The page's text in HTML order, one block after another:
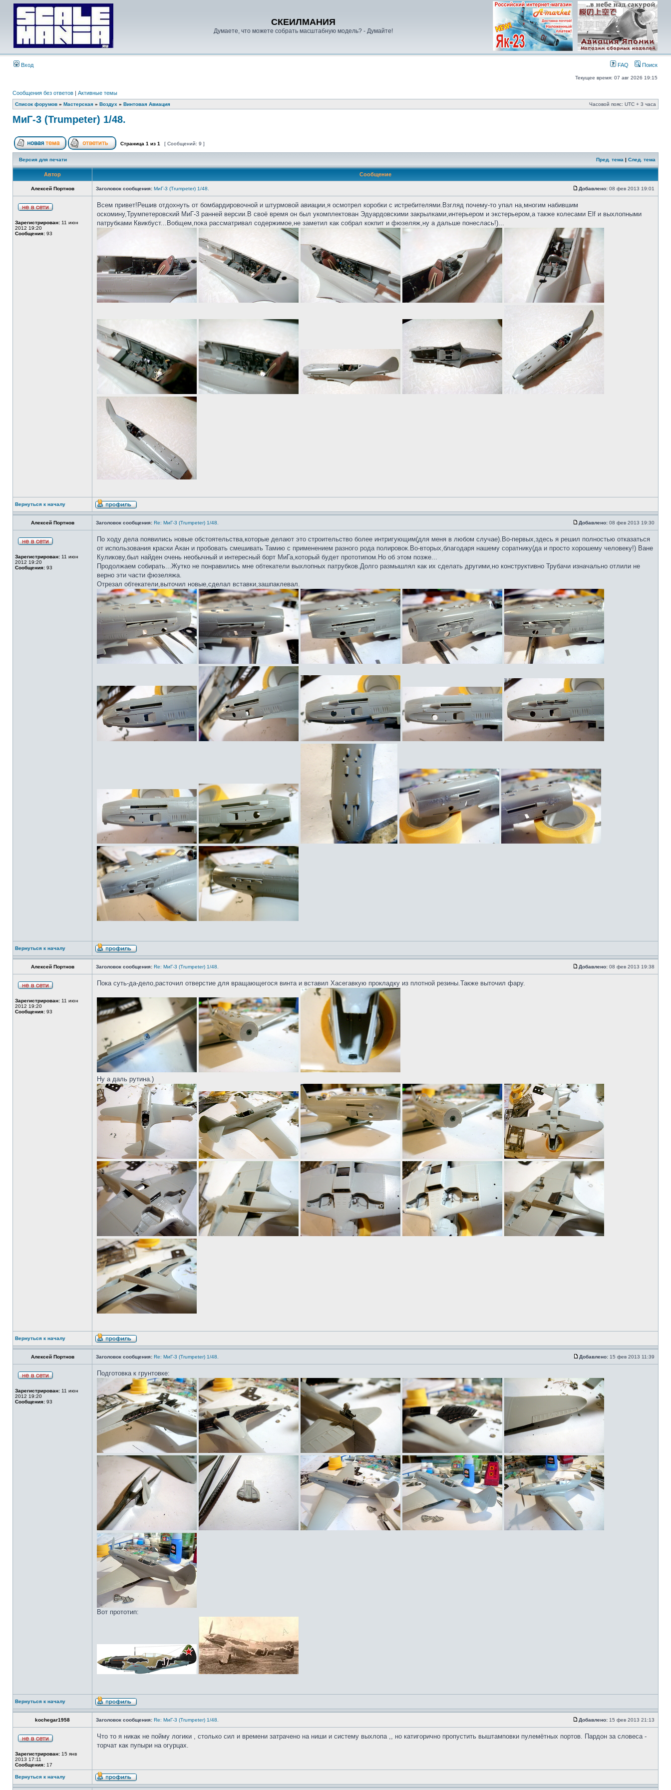
СКЕИЛМАНИЯ
Думаете, что можете собрать масштабную модель? - Думайте!
Вход FAQ Поиск
Текущее время: 07 авг 2026 19:15
Сообщения без ответов | Активные темы
Список форумов » Мастерская » Воздух » Винтовая Авиация Часовой пояс: UTC + 3 часа
МиГ-3 (Trumpeter) 1/48.
Страница 1 из 1 [ Сообщений: 9 ]
Версия для печати Пред. тема | След. тема
Автор Сообщение
Алексей Портнов Заголовок сообщения: МиГ-3 (Trumpeter) 1/48. Добавлено: 08 фев 2013 19:01
Зарегистрирован: 11 июн
2012 19:20
Сообщения: 93
Всем привет!Решив отдохнуть от бомбардировочной и штурмовой авиации,я осмотрел коробки с истребителями.Взгляд почему-то упал на,многим набившим
оскомину,Трумпетеровский МиГ-3 ранней версии.В своё время он был укомплектован Эдуардовскими закрылками,интерьером и экстерьером,а также колесами Elf и выхлопными
патрубками Квикбуст...Вобщем,пока рассматривал содержимое,не заметил как собрал кокпит и фюзеляж,ну а дальше понеслась!)...
Вернуться к началу
Алексей Портнов Заголовок сообщения: Re: МиГ-3 (Trumpeter) 1/48. Добавлено: 08 фев 2013 19:30
Зарегистрирован: 11 июн
2012 19:20
Сообщения: 93
По ходу дела появились новые обстоятельства,которые делают это строительство более интригующим(для меня в любом случае).Во-первых,здесь я решил полностью отказаться
от использования краски Акан и пробовать смешивать Тамию с применением разного рода полировок.Во-вторых,благодаря нашему соратнику(да и просто хорошему человеку!) Ване
Куликову,был найден очень необычный и интересный борт МиГа,который будет прототипом.Но об этом позже...
Продолжаем собирать...Жутко не понравились мне обтекатели выхлопных патрубков.Долго размышлял как их сделать другими,но конструктивно Трубачи изначально отлили не
верно эти части фюзеляжа.
Отрезал обтекатели,выточил новые,сделал вставки,зашпаклевал.
Вернуться к началу
Алексей Портнов Заголовок сообщения: Re: МиГ-3 (Trumpeter) 1/48. Добавлено: 08 фев 2013 19:38
Зарегистрирован: 11 июн
2012 19:20
Сообщения: 93
Пока суть-да-дело,расточил отверстие для вращающегося винта и вставил Хасегавкую прокладку из плотной резины.Также выточил фару.
Ну а даль рутина.)
Вернуться к началу
Алексей Портнов Заголовок сообщения: Re: МиГ-3 (Trumpeter) 1/48. Добавлено: 15 фев 2013 11:39
Зарегистрирован: 11 июн
2012 19:20
Сообщения: 93
Подготовка к грунтовке:
Вот прототип:
Вернуться к началу
kochegar1958 Заголовок сообщения: Re: МиГ-3 (Trumpeter) 1/48. Добавлено: 15 фев 2013 21:13
Зарегистрирован: 15 янв
2013 17:11
Сообщения: 17
Что то я никак не пойму логики , столько сил и времени затрачено на ниши и систему выхлопа ,, но катигорично пропустить выштамповки пулемётных портов. Пардон за словеса -
торчат как пупыри на огурцах.
Вернуться к началу